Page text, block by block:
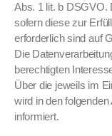
Abs. 1 lit. b DSGVO.
sofern diese zur
erforder­lich sind auf
Die
berechtigten
Über die jew­eils im
wird in den
informiert.